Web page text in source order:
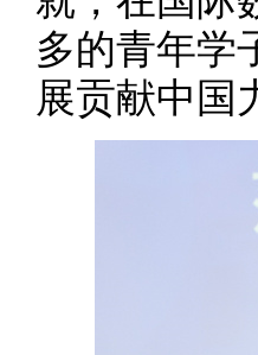
多的青年学
展贡献中国